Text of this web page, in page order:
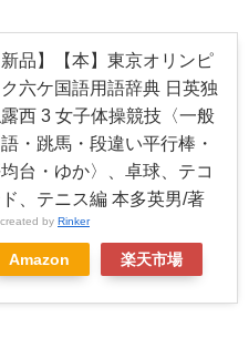
新品】【本】東京オリンピ
六ケ国語用語辞典 日英独
西 3 女子体操競技〈一般
・跳馬・段違い平行棒・
台・ゆか〉、卓球、テコ
、テニス編 本多英男/著
created by Rinker
Amazon 楽天市場